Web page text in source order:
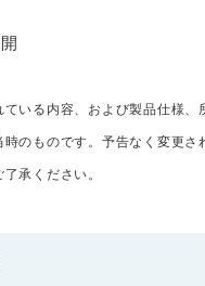
いる内容、および製品仕様、
のものです。予告なく変更さ
承ください。